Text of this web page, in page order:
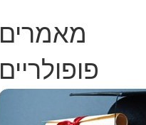
מאמרים
פופולריים